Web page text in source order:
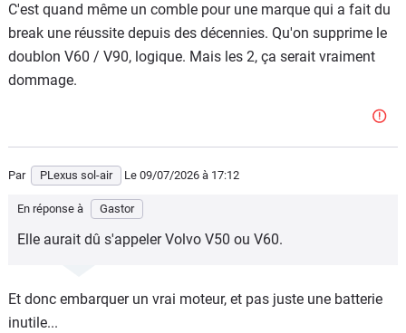
C'est quand même un comble pour une marque qui a fait du
break une réussite depuis des décennies. Qu'on supprime le
doublon V60 / V90, logique. Mais les 2, ça serait vraiment
dommage.
Par PLexus sol-air Le 09/07/2026 à 17:12
En réponse à Gastor
Elle aurait dû s'appeler Volvo V50 ou V60.
Et donc embarquer un vrai moteur, et pas juste une batterie
inutile...